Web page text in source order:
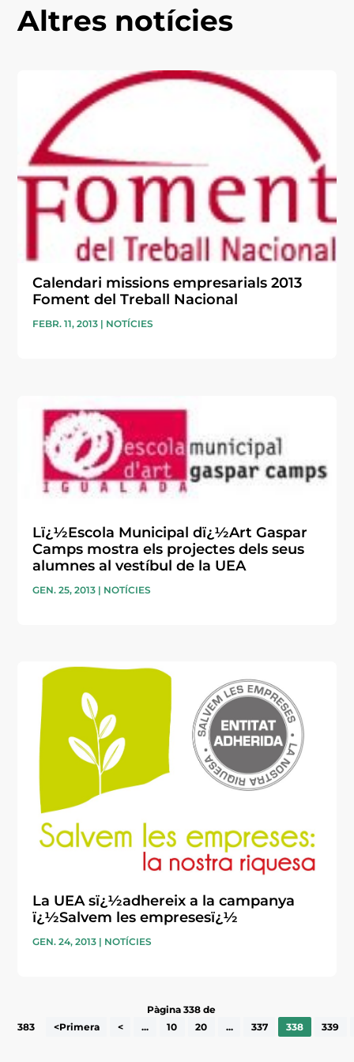
Altres notícies
Calendari missions empresarials 2013
Foment del Treball Nacional
FEBR. 11, 2013 | NOTÍCIES
Lï¿½Escola Municipal dï¿½Art Gaspar
Camps mostra els projectes dels seus
alumnes al vestíbul de la UEA
GEN. 25, 2013 | NOTÍCIES
La UEA sï¿½adhereix a la campanya
ï¿½Salvem les empresesï¿½
GEN. 24, 2013 | NOTÍCIES
Pàgina 338 de
383
<Primera < ... 10 20 ... 337 338 339